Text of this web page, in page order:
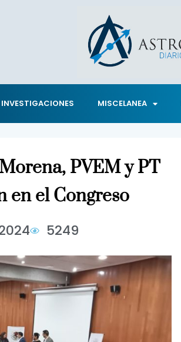
INVESTIGACIONES MISCELANEA
PVEM y PT
en el Congreso
5249